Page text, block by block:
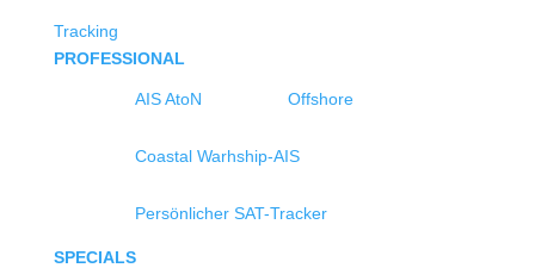
Tracking
PROFESSIONAL
AIS AtoN Offshore
Coastal Warhship-AIS
Persönlicher SAT-Tracker
SPECIALS